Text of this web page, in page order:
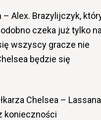
– Alex. Brazylijczyk,
czeka już tylko
wszyscy gracze nie
będzie się
Chelsea – Lassana
konieczności